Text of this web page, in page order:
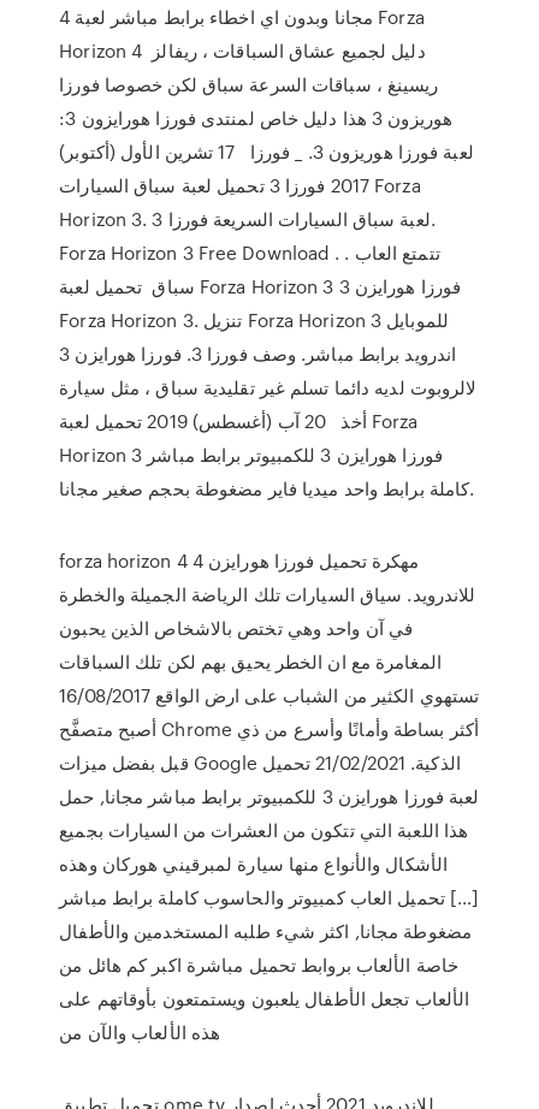
4 مجانا وبدون اي اخطاء برابط مباشر لعبة Forza
Horizon 4 دليل لجميع عشاق السباقات ، ريفالز
ريسينغ ، سباقات السرعة سباق لكن خصوصا فورزا
هوريزون 3 هذا دليل خاص لمنتدى فورزا هورايزون 3:
لعبة فورزا هوريزون 3. _ فورزا 17 تشرين الأول (أكتوبر)
2017 فورزا 3 تحميل لعبة سباق السيارات Forza
Horizon 3. لعبة سباق السيارات السريعة فورزا 3.
Forza Horizon 3 Free Download . . تتمتع العاب
سباق تحميل لعبة Forza Horizon 3 فورزا هورايزن 3
Forza Horizon 3. تنزيل Forza Horizon 3 للموبايل
اندرويد برابط مباشر. وصف فورزا 3. فورزا هورايزن 3
لالروبوت لديه دائما تسلم غير تقليدية سباق ، مثل سيارة
أخذ 20 آب (أغسطس) 2019 تحميل لعبة Forza
Horizon 3 فورزا هورايزن 3 للكمبيوتر برابط مباشر
كاملة برابط واحد ميديا فاير مضغوطة بحجم صغير مجانا.
forza horizon 4 مهكرة تحميل فورزا هورايزن 4
للاندرويد. سياق السيارات تلك الرياضة الجميلة والخطرة
في آن واحد وهي تختص بالاشخاص الذين يحبون
المغامرة مع ان الخطر يحيق بهم لكن تلك السباقات
تستهوي الكثير من الشباب على ارض الواقع 16/08/2017
أصبح متصفَّح Chrome أكثر بساطة وأمانًا وأسرع من ذي
قبل بفضل ميزات Google الذكية. 21/02/2021 تحميل
لعبة فورزا هورايزن 3 للكمبيوتر برابط مباشر مجانا, حمل
هذا اللعبة التي تتكون من العشرات من السيارات بجميع
الأشكال والأنواع منها سيارة لمبرقيني هوركان وهذه
[…] تحميل العاب كمبيوتر والحاسوب كاملة برابط مباشر
مضغوطة مجانا, اكثر شيء طلبه المستخدمين والأطفال
خاصة الألعاب بروابط تحميل مباشرة اكبر كم هائل من
الألعاب تجعل الأطفال يلعبون ويستمتعون بأوقاتهم على
هذه الألعاب والآن من
تحميل تطبيق ome tv للاندرويد 2021 أحدث اصدار